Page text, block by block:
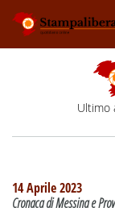
Ultimo
14 Aprile 2023
Cronaca di Messina e